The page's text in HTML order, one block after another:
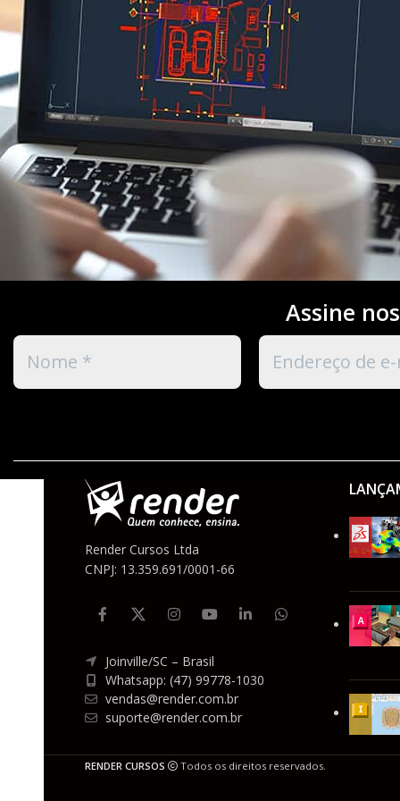
Assine
Render Cursos Ltda
CNPJ: 13.359.691/0001-66
Joinville/SC – Brasil
Whatsapp: (47) 99778-1030
vendas@render.com.br
suporte@render.com.br
RENDER CURSOS Todos os direitos reservados.